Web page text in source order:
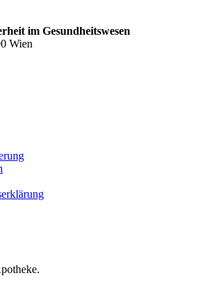
im Gesundheitswesen
Wien